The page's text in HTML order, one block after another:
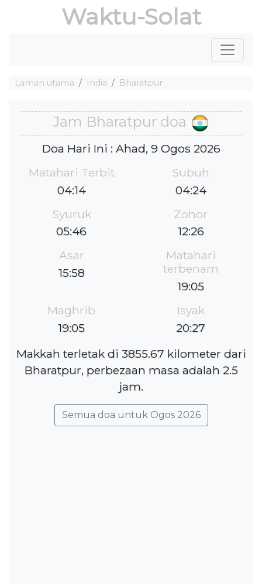
Waktu-Solat
Laman utama India Bharatpur
Jam Bharatpur doa
Doa Hari Ini : Ahad, 9 Ogos 2026
Matahari Terbit
04:14
Subuh
04:24
Syuruk
05:46
Zohor
12:26
Asar
15:58
Matahari
terbenam
19:05
Maghrib
19:05
Isyak
20:27
Makkah terletak di 3855.67 kilometer dari
Bharatpur, perbezaan masa adalah 2.5
jam.
Semua doa untuk Ogos 2026